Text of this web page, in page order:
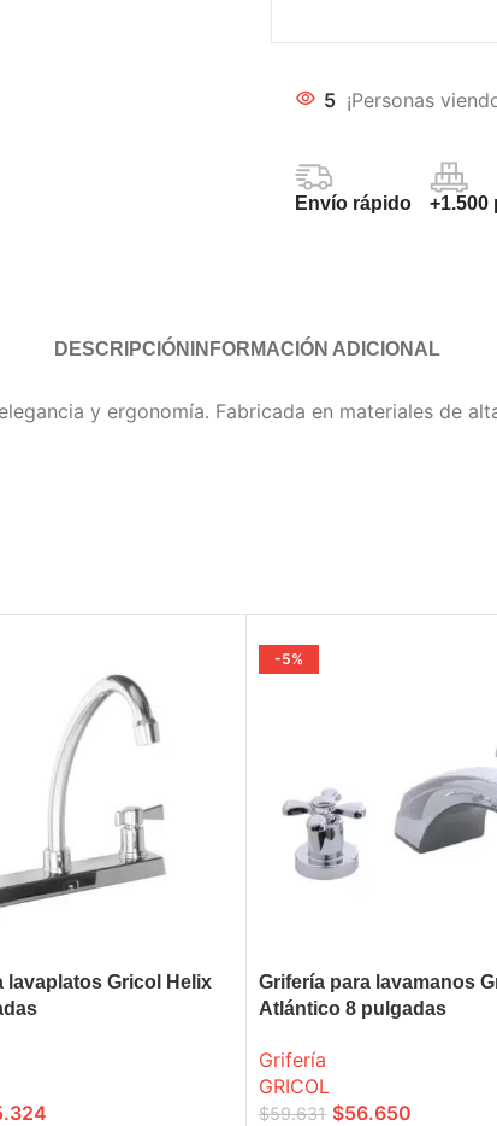
5 ¡Personas
Envío rápido
DESCRIPCIÓN INFORMACIÓN ADICIONAL
y ergonomía. Fabricada en materiales de
lavaplatos Gricol Helix
-5%
Grifería para lavamanos
Atlántico 8 pulgadas
Grifería
GRICOL
$59.631 $56.650